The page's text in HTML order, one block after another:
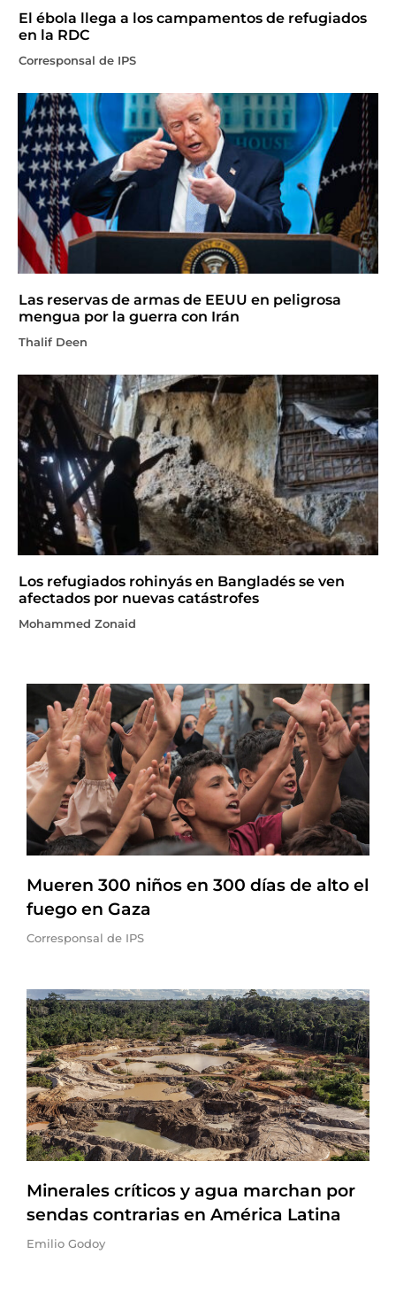
El ébola llega a los campamentos de refugiados
en la RDC
Corresponsal de IPS
Las reservas de armas de EEUU en peligrosa
mengua por la guerra con Irán
Thalif Deen
Los refugiados rohinyás en Bangladés se ven
afectados por nuevas catástrofes
Mohammed Zonaid
Mueren 300 niños en 300 días de alto el
fuego en Gaza
Corresponsal de IPS
Minerales críticos y agua marchan por
sendas contrarias en América Latina
Emilio Godoy